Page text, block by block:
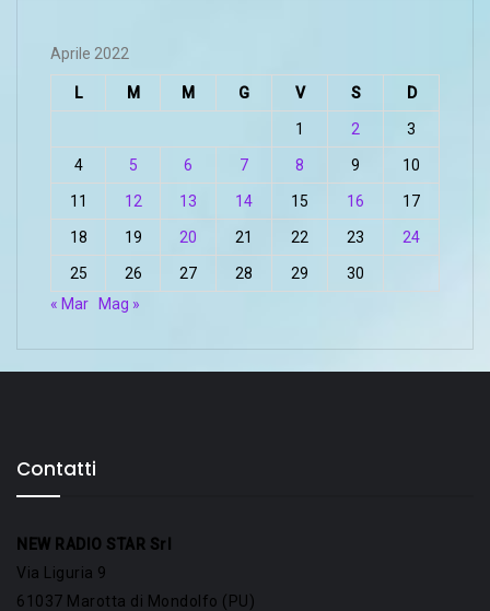
Aprile 2022
L M M G V S D
1 2 3
4 5 6 7 8 9 10
11 12 13 14 15 16 17
18 19 20 21 22 23 24
25 26 27 28 29
30
« Mar Mag »
Contatti
NEW RADIO STAR Srl
Via Liguria 9
61037 Marotta di Mondolfo (PU)